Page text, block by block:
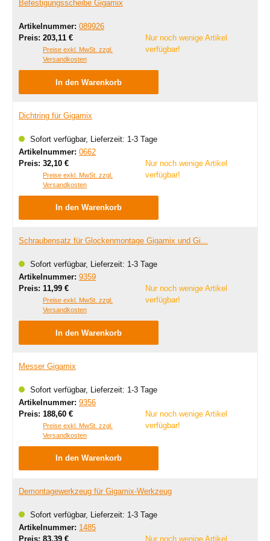
Befestigungsscheibe Gigamix
Artikelnummer: 089926
Preis: Regulärer Preis:
203,11 €
Preise exkl. MwSt. zzgl.
Versandkosten
Nur noch wenige Artikel
verfügbar!
In den Warenkorb
Dichtring für Gigamix
Sofort verfügbar, Lieferzeit: 1-3 Tage
Artikelnummer: 0662
Preis: Regulärer Preis:
32,10 €
Preise exkl. MwSt. zzgl.
Versandkosten
Nur noch wenige Artikel
verfügbar!
In den Warenkorb
Schraubensatz für Glockenmontage Gigamix und Gi...
Sofort verfügbar, Lieferzeit: 1-3 Tage
Artikelnummer: 9359
Preis: Regulärer Preis:
11,99 €
Preise exkl. MwSt. zzgl.
Versandkosten
Nur noch wenige Artikel
verfügbar!
In den Warenkorb
Messer Gigamix
Sofort verfügbar, Lieferzeit: 1-3 Tage
Artikelnummer: 9356
Preis: Regulärer Preis:
188,60 €
Preise exkl. MwSt. zzgl.
Versandkosten
Nur noch wenige Artikel
verfügbar!
In den Warenkorb
Demontagewerkzeug für Gigamix-Werkzeug
Sofort verfügbar, Lieferzeit: 1-3 Tage
Artikelnummer: 1485
Preis: Regulärer Preis:
83,39 € Nur noch wenige Artikel